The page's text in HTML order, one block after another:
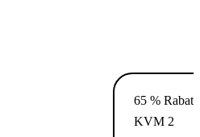
65 % Rabatt
KVM 2